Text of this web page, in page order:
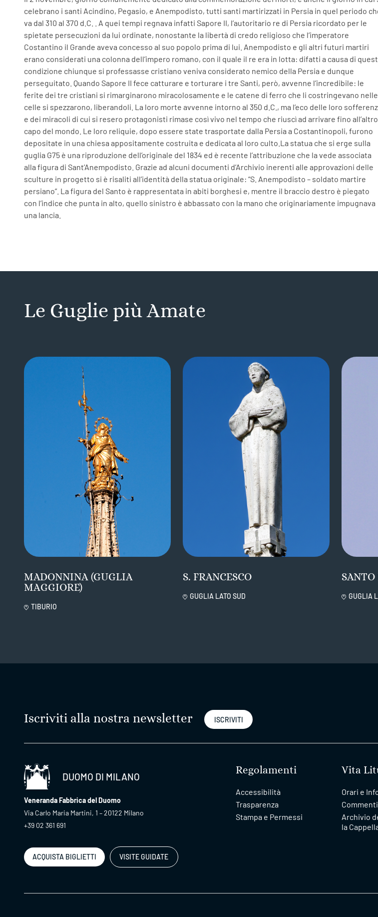
celebrano i santi Acindino, Pegasio, e Anempodisto, tutti santi martirizzati in Persia in quel periodo
va dal 310 al 370 d.C. . A quei tempi regnava infatti Sapore II, l’autoritario re di Persia ricordato per le
spietate persecuzioni da lui ordinate, nonostante la libertà di credo religioso che l’imperatore
Costantino il Grande aveva concesso al suo popolo prima di lui. Anempodisto e gli altri futuri martiri
erano considerati una colonna dell’impero romano, con il quale il re era in lotta: difatti a causa di
condizione chiunque si professasse cristiano veniva considerato nemico della Persia e dunque
perseguitato. Quando Sapore II fece catturare e torturare i tre Santi, però, avvenne l’incredibile: le
ferite dei tre cristiani si rimarginarono miracolosamente e le catene di ferro che li costringevano nelle
celle si spezzarono, liberandoli. La loro morte avvenne intorno al 350 d.C., ma l’eco delle loro
e dei miracoli di cui si resero protagonisti rimase così vivo nel tempo che riuscì ad arrivare fino all’altro
capo del mondo. Le loro reliquie, dopo essere state trasportate dalla Persia a Costantinopoli, furono
depositate in una chiesa appositamente costruita e dedicata al loro culto.La statua che si erge sulla
guglia G75 è una riproduzione dell’originale del 1834 ed è recente l’attribuzione che la vede associata
alla figura di Sant’Anempodisto. Grazie ad alcuni documenti d’Archivio inerenti alle approvazioni delle
sculture in progetto si è risaliti all’identità della statua originale: “S. Anempodisto – soldato martire
persiano”. La figura del Santo è rappresentata in abiti borghesi e, mentre il braccio destro è piegato
con l’indice che punta in alto, quello sinistro è abbassato con la mano che originariamente impugnava
una lancia.
Le Guglie più Amate
MADONNINA (GUGLIA
MAGGIORE)
TIBURIO
S. FRANCESCO
GUGLIA LATO SUD
SANTO
GUGLIA
Iscriviti alla nostra newsletter ISCRIVITI
DUOMO DI MILANO
Veneranda Fabbrica del Duomo
Via Carlo Maria Martini, 1 – 20122 Milano
+39 02 361 691
ACQUISTA BIGLIETTI VISITE GUIDATE
Regolamenti
Accessibilità
Trasparenza
Stampa e Permessi
Vita
Orari e
Archivio
la